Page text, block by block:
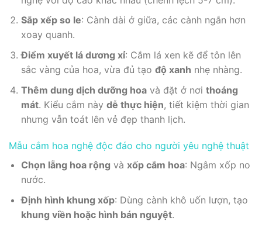
Sắp xếp so le: Cành dài ở giữa, các cành ngắn hơn
xoay quanh.
Điểm xuyết lá dương xỉ: Cắm lá xen kẽ để tôn lên
sắc vàng của hoa, vừa đủ tạo độ xanh nhẹ nhàng.
Thêm dung dịch dưỡng hoavà đặt ở nơi thoáng
mát. Kiểu cắm này dễ thực hiện, tiết kiệm thời gian
nhưng vẫn toát lên vẻ đẹp thanh lịch.
Mẫu cắm hoa nghệ độc đáo cho người yêu nghệ thuật
Chọn lẵng hoa rộng và xốp cắm hoa: Ngâm xốp no
nước.
Định hình khung xốp: Dùng cành khô uốn lượn, tạo
khung viền hoặc hình bán nguyệt.